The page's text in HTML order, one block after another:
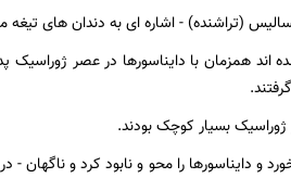
(تراشنده) - اشاره ای به دندان های تیغه
بسیار کوچک بودند.
و دایناسورها را محو و نابود کرد و ناگهان